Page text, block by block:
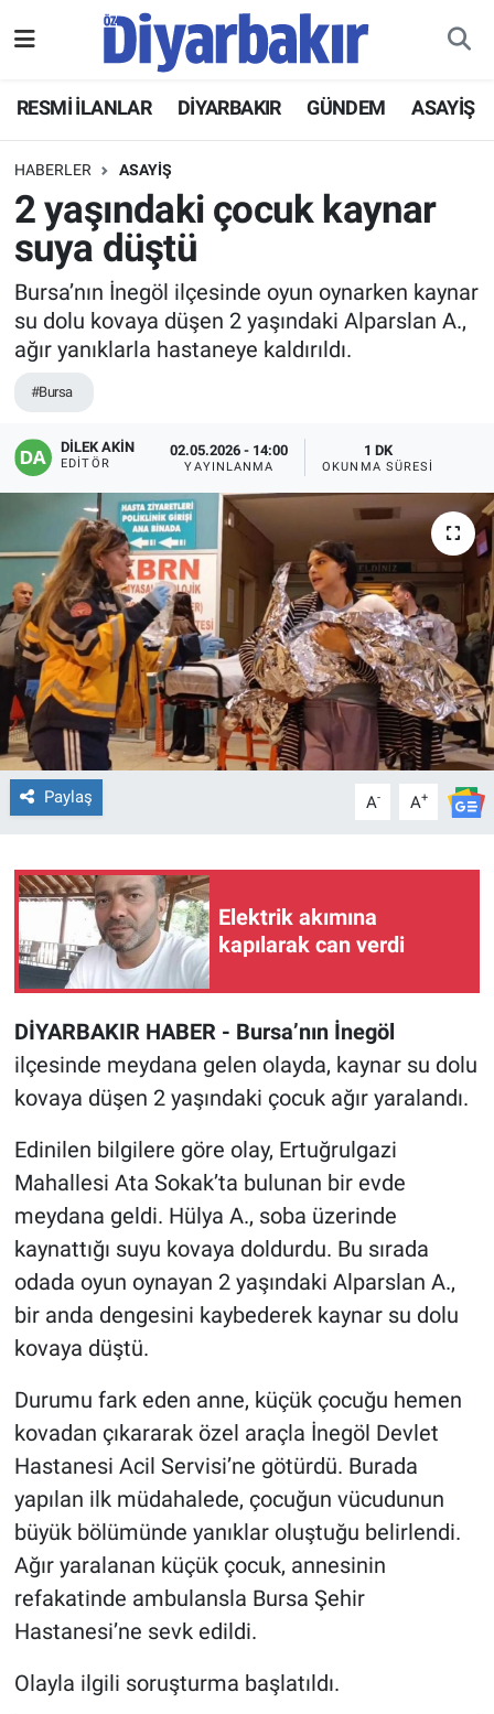
RESMİ İLANLAR DİYARBAKIR GÜNDEM ASAYİŞ
HABERLER ASAYİŞ
2 yaşındaki çocuk kaynar
suya düştü
Bursa’nın İnegöl ilçesinde oyun oynarken kaynar
su dolu kovaya düşen 2 yaşındaki Alparslan A.,
ağır yanıklarla hastaneye kaldırıldı.
#Bursa
DİLEK AKİN
EDITÖR
02.05.2026 - 14:00
YAYINLANMA
1 DK
OKUNMA SÜRESI
Paylaş A- A+
Elektrik akımına
kapılarak can verdi
DİYARBAKIR HABER - Bursa’nın İnegöl
ilçesinde meydana gelen olayda, kaynar su dolu
kovaya düşen 2 yaşındaki çocuk ağır yaralandı.
Edinilen bilgilere göre olay, Ertuğrulgazi
Mahallesi Ata Sokak’ta bulunan bir evde
meydana geldi. Hülya A., soba üzerinde
kaynattığı suyu kovaya doldurdu. Bu sırada
odada oyun oynayan 2 yaşındaki Alparslan A.,
bir anda dengesini kaybederek kaynar su dolu
kovaya düştü.
Durumu fark eden anne, küçük çocuğu hemen
kovadan çıkararak özel araçla İnegöl Devlet
Hastanesi Acil Servisi’ne götürdü. Burada
yapılan ilk müdahalede, çocuğun vücudunun
büyük bölümünde yanıklar oluştuğu belirlendi.
Ağır yaralanan küçük çocuk, annesinin
refakatinde ambulansla Bursa Şehir
Hastanesi’ne sevk edildi.
Olayla ilgili soruşturma başlatıldı.
ASAYİŞ
DİYARBAKIR
EKONOMİ
GÜNDEM
BÖLGE
KÜLTÜR SANAT
EĞİTİM
ÖZEL HABER
POLİTİKA
SAĞLIK
SPOR
TEKNOLOJİ
Hava Durumu
Namaz Vakitleri
Trafik Durumu
Süper Lig Puan Durumu ve Fikstür
Tüm Manşetler